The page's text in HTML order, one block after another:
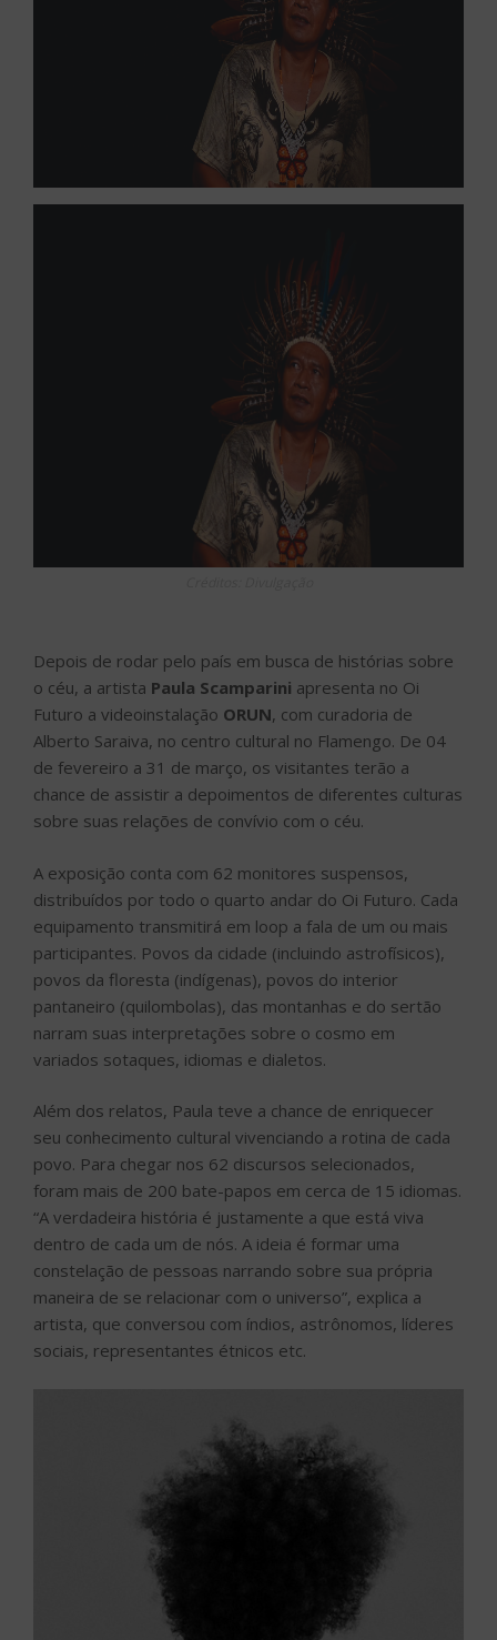
Depois de rodar pelo país em busca de histórias sobre
o céu, a artista Paula Scamparini apresenta no Oi
Futuro a videoinstalação ORUN, com curadoria de
Alberto Saraiva, no centro cultural no Flamengo. De 04
de fevereiro a 31 de março, os visitantes terão a
chance de assistir a depoimentos de diferentes culturas
sobre suas relações de convívio com o céu.
A exposição conta com 62 monitores suspensos,
distribuídos por todo o quarto andar do Oi Futuro. Cada
equipamento transmitirá em loop a fala de um ou mais
participantes. Povos da cidade (incluindo astrofísicos),
povos da floresta (indígenas), povos do interior
pantaneiro (quilombolas), das montanhas e do sertão
narram suas interpretações sobre o cosmo em
variados sotaques, idiomas e dialetos.
Além dos relatos, Paula teve a chance de enriquecer
seu conhecimento cultural vivenciando a rotina de cada
povo. Para chegar nos 62 discursos selecionados,
foram mais de 200 bate-papos em cerca de 15 idiomas.
“A verdadeira história é justamente a que está viva
dentro de cada um de nós. A ideia é formar uma
constelação de pessoas narrando sobre sua própria
maneira de se relacionar com o universo”, explica a
artista, que conversou com índios, astrônomos, líderes
sociais, representantes étnicos etc.